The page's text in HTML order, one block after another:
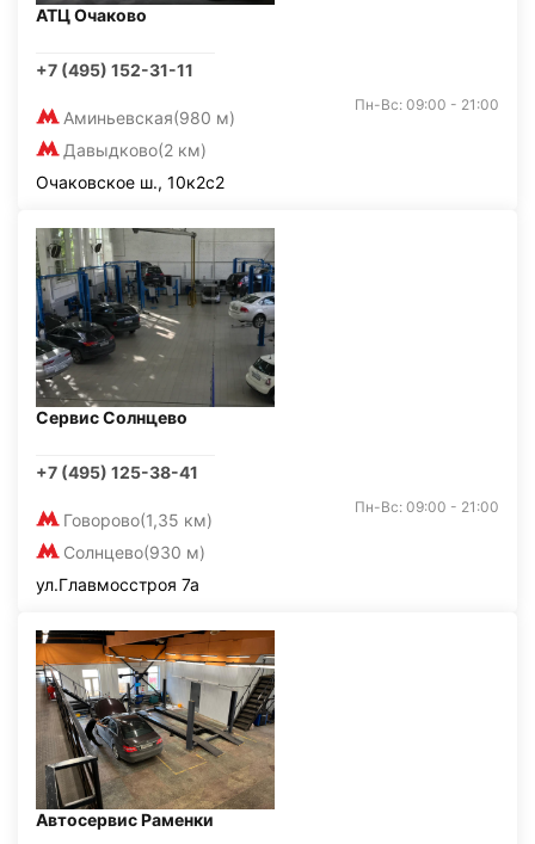
АТЦ Очаково
+7 (495) 152-31-11
Аминьевская(980 м)
Давыдково(2 км)
Пн-Вс: 09:00 - 21:00
Очаковское ш., 10к2с2
Сервис Солнцево
+7 (495) 125-38-41
Говорово(1,35 км)
Солнцево(930 м)
Пн-Вс: 09:00 - 21:00
ул.Главмосстроя 7а
Автосервис Раменки